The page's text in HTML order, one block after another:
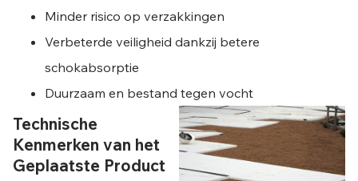
Minder risico op verzakkingen
Verbeterde veiligheid dankzij betere
schokabsorptie
Duurzaam en bestand tegen vocht
Technische
Kenmerken van het
Geplaatste Product